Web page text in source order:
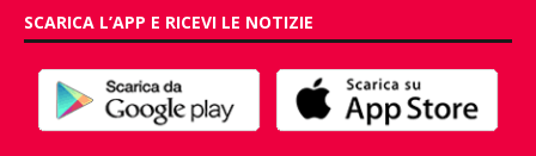
SCARICA L’APP E RICEVI LE NOTIZIE